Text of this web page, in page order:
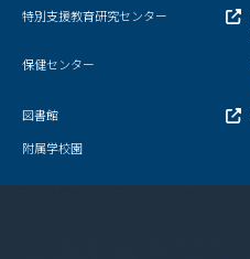
特別支援教育研究センター
保健センター
図書館
附属学校園